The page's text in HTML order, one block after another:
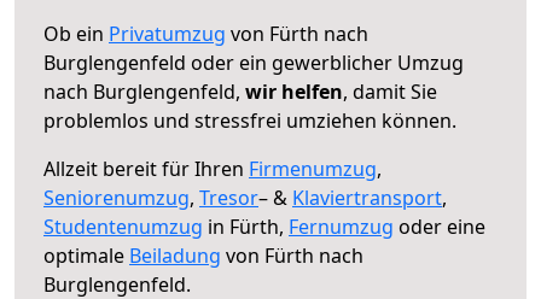
Ob ein Privatumzug von Fürth nach
Burglengenfeld oder ein gewerblicher Umzug
nach Burglengenfeld, wir helfen, damit Sie
problemlos und stressfrei umziehen können.
Allzeit bereit für Ihren Firmenumzug,
Seniorenumzug, Tresor– & Klaviertransport,
Studentenumzug in Fürth, Fernumzug oder eine
optimale Beiladung von Fürth nach
Burglengenfeld.